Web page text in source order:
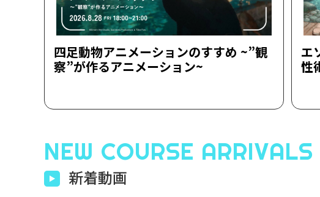
四足動物アニメーションのすすめ ~”観
察”が作るアニメーション~
エ
性
NEW COURSE ARRIVALS
新着動画